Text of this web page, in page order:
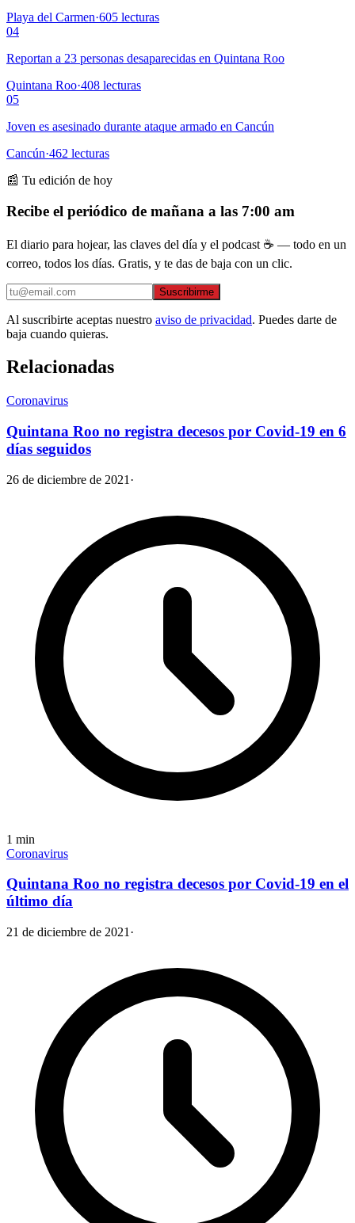
Playa del Carmen·605 lecturas
04
Reportan a 23 personas desaparecidas en Quintana Roo
Quintana Roo·408 lecturas
05
Joven es asesinado durante ataque armado en Cancún
Cancún·462 lecturas
📰 Tu edición de hoy
Recibe el periódico de mañana a las 7:00 am
El diario para hojear, las claves del día y el podcast ☕ — todo en un
correo, todos los días. Gratis, y te das de baja con un clic.
Suscribirme
Al suscribirte aceptas nuestro aviso de privacidad. Puedes darte de
baja cuando quieras.
Relacionadas
Coronavirus
Quintana Roo no registra decesos por Covid-19 en 6
días seguidos
26 de diciembre de 2021 ·
1 min
Coronavirus
Quintana Roo no registra decesos por Covid-19 en el
último día
21 de diciembre de 2021 ·